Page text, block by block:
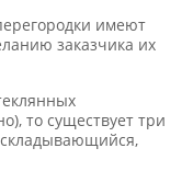
имеют
заказчика их
то существует три